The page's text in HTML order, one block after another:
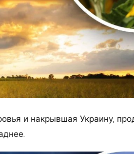
и накрывшая Украину,